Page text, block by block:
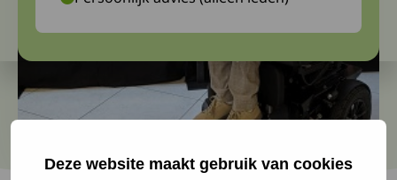
Deze website maakt gebruik van cookies